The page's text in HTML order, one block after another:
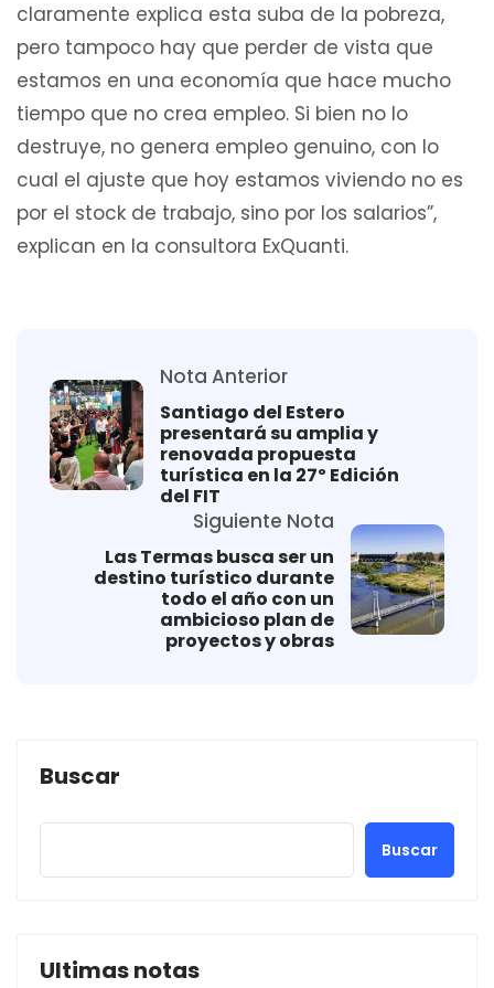
claramente explica esta suba de la pobreza,
pero tampoco hay que perder de vista que
estamos en una economía que hace mucho
tiempo que no crea empleo. Si bien no lo
destruye, no genera empleo genuino, con lo
cual el ajuste que hoy estamos viviendo no es
por el stock de trabajo, sino por los salarios”,
explican en la consultora ExQuanti.
Nota Anterior
Santiago del Estero
presentará su amplia y
renovada propuesta
turística en la 27º Edición
del FIT
Siguiente Nota
Las Termas busca ser un
destino turístico durante
todo el año con un
ambicioso plan de
proyectos y obras
Buscar
Buscar
Ultimas notas